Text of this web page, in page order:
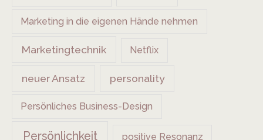
Marketing in die eigenen Hände nehmen
Marketingtechnik Netflix
neuer Ansatz personality
Persönliches Business-Design
Persönlichkeit positive Resonanz